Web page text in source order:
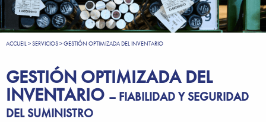
ACCUEIL>SERVICIOS>GESTIÓN OPTIMIZADA DEL INVENTARIO
GESTIÓN OPTIMIZADA DEL
INVENTARIO – FIABILIDAD Y SEGURIDAD
DEL SUMINISTRO